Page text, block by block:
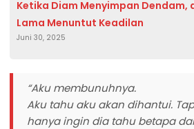
Ketika Diam Menyimpan Dendam,
Lama Menuntut Keadilan
Juni 30, 2025
“Aku membunuhnya.
Aku tahu aku akan dihantui.
hanya ingin dia tahu betapa